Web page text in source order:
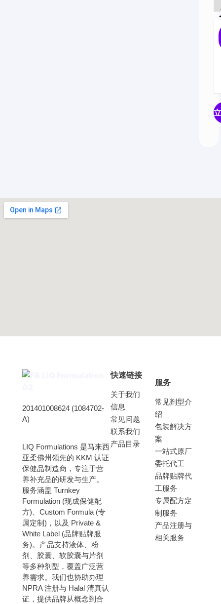
201401008624 (1084702-
A)
LIQ Formulations 是马来西
亚柔佛州领先的 KKM 认证
保健品制造商，专注于营
养补充品的研发与生产。
服务涵盖 Turnkey
Formulation (现成保健配
方)、Custom Formula (专
属定制)，以及 Private &
White Label (品牌贴牌服
务)。 产品支持液体、粉
剂、胶囊、软胶囊与片剂
等多种剂型，覆盖广泛营
养需求。我们也协助办理
NPRA 注册与 Halal 清真认
证，提供品牌从概念到合
快速链接
关于我们
信息
常见问题
联系我们
产品目录
服务
常见剂型介
绍
包装解决方
案
一站式原厂
委托代工
品牌贴牌代
工服务
专属配方定
制服务
产品注册与
相关服务